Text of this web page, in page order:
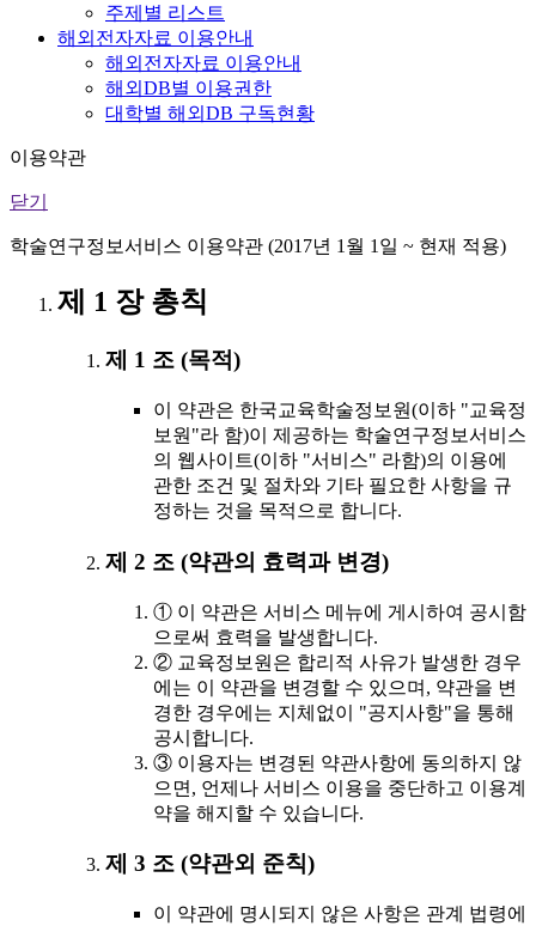
주제별 리스트
해외전자자료 이용안내
해외전자자료 이용안내
해외DB별 이용권한
대학별 해외DB 구독현황
이용약관
닫기
학술연구정보서비스 이용약관 (2017년 1월 1일 ~ 현재 적용)
제 1 장 총칙
제 1 조 (목적)
이 약관은 한국교육학술정보원(이하 "교육정
보원"라 함)이 제공하는 학술연구정보서비스
의 웹사이트(이하 "서비스" 라함)의 이용에
관한 조건 및 절차와 기타 필요한 사항을 규
정하는 것을 목적으로 합니다.
제 2 조 (약관의 효력과 변경)
① 이 약관은 서비스 메뉴에 게시하여 공시함
으로써 효력을 발생합니다.
② 교육정보원은 합리적 사유가 발생한 경우
에는 이 약관을 변경할 수 있으며, 약관을 변
경한 경우에는 지체없이 "공지사항"을 통해
공시합니다.
③ 이용자는 변경된 약관사항에 동의하지 않
으면, 언제나 서비스 이용을 중단하고 이용계
약을 해지할 수 있습니다.
제 3 조 (약관외 준칙)
이 약관에 명시되지 않은 사항은 관계 법령에